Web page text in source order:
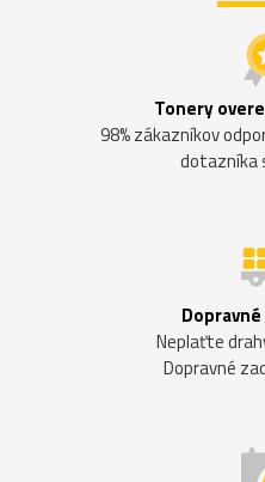
Tonery
98% zákazníkov
dotazníka
Dopravné
Neplaťte
Dopravné